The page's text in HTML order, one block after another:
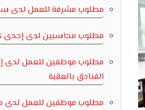
مطلوب مشرفة للعمل لدى
مطلوب محاسبين لدى إحدى
مطلوب موظفين للعمل لدى
الفنادق بالعقبة
مطلوب موظفين للعمل لدى